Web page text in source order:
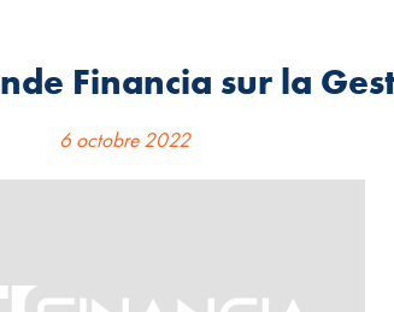
Financia sur la
6 octobre 2022